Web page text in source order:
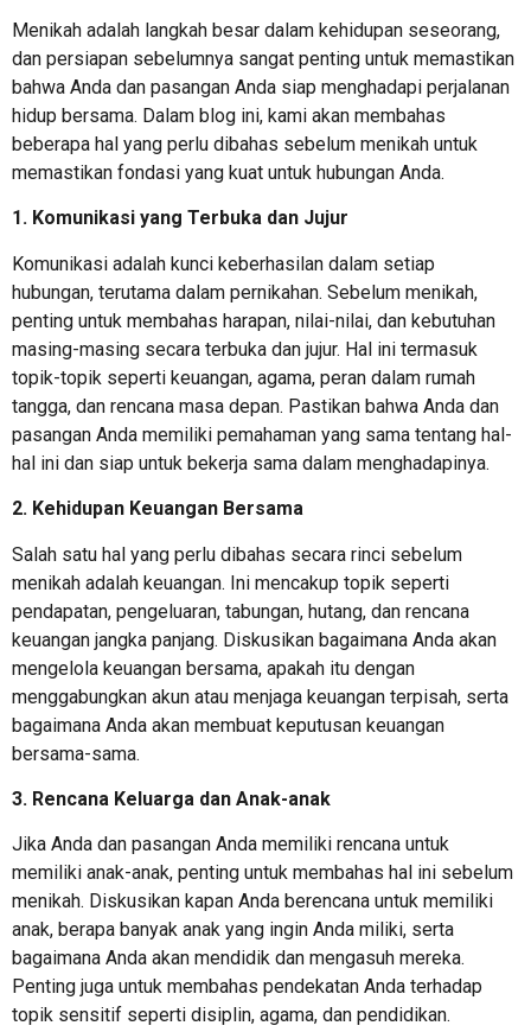
Menikah adalah langkah besar dalam kehidupan seseorang,
dan persiapan sebelumnya sangat penting untuk memastikan
bahwa Anda dan pasangan Anda siap menghadapi perjalanan
hidup bersama. Dalam blog ini, kami akan membahas
beberapa hal yang perlu dibahas sebelum menikah untuk
memastikan fondasi yang kuat untuk hubungan Anda.
1. Komunikasi yang Terbuka dan Jujur
Komunikasi adalah kunci keberhasilan dalam setiap
hubungan, terutama dalam pernikahan. Sebelum menikah,
penting untuk membahas harapan, nilai-nilai, dan kebutuhan
masing-masing secara terbuka dan jujur. Hal ini termasuk
topik-topik seperti keuangan, agama, peran dalam rumah
tangga, dan rencana masa depan. Pastikan bahwa Anda dan
pasangan Anda memiliki pemahaman yang sama tentang hal-
hal ini dan siap untuk bekerja sama dalam menghadapinya.
2. Kehidupan Keuangan Bersama
Salah satu hal yang perlu dibahas secara rinci sebelum
menikah adalah keuangan. Ini mencakup topik seperti
pendapatan, pengeluaran, tabungan, hutang, dan rencana
keuangan jangka panjang. Diskusikan bagaimana Anda akan
mengelola keuangan bersama, apakah itu dengan
menggabungkan akun atau menjaga keuangan terpisah, serta
bagaimana Anda akan membuat keputusan keuangan
bersama-sama.
3. Rencana Keluarga dan Anak-anak
Jika Anda dan pasangan Anda memiliki rencana untuk
memiliki anak-anak, penting untuk membahas hal ini sebelum
menikah. Diskusikan kapan Anda berencana untuk memiliki
anak, berapa banyak anak yang ingin Anda miliki, serta
bagaimana Anda akan mendidik dan mengasuh mereka.
Penting juga untuk membahas pendekatan Anda terhadap
topik sensitif seperti disiplin, agama, dan pendidikan.